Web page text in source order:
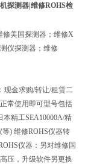
探测器|维修ROHS检
修美国探测器；维修X
仪探测器；维修
现金求购/转让/租赁二
常使用即可型号包括
本精工SEA10000A/精
等) 维修ROHS仪器转
仪器：另对维修国
压，升级软件另更换